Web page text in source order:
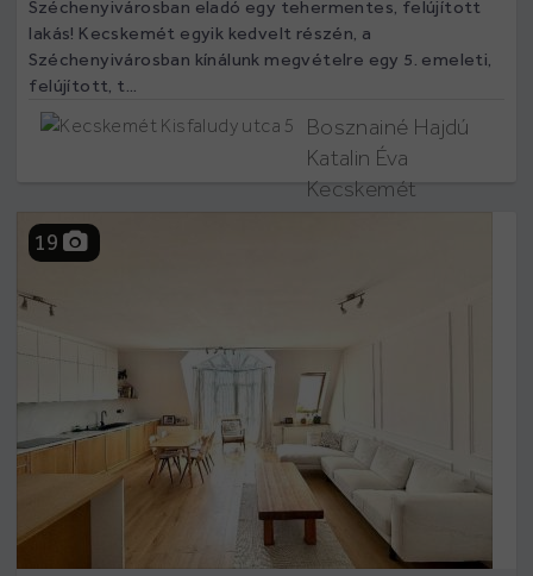
Széchenyivárosban eladó egy tehermentes, felújított
lakás! Kecskemét egyik kedvelt részén, a
Széchenyivárosban kínálunk megvételre egy 5. emeleti,
felújított, t...
Bosznainé Hajdú
Katalin Éva
Kecskemét
Kisfaludy utca 5
19